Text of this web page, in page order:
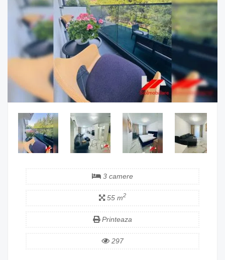
3 camere
55 m2
Printeaza
297